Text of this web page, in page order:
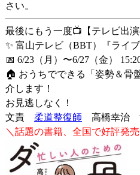
さい。
最後にもう一度📺【テレビ出演
✨ 富山テレビ（BBT）『ライ
📅 6/23（月）〜6/27（金）
🏠 おうちでできる「姿勢＆骨
介します！
お見逃しなく！
文責 柔道整復師 高橋幸治
＼話題の書籍、全国で好評発